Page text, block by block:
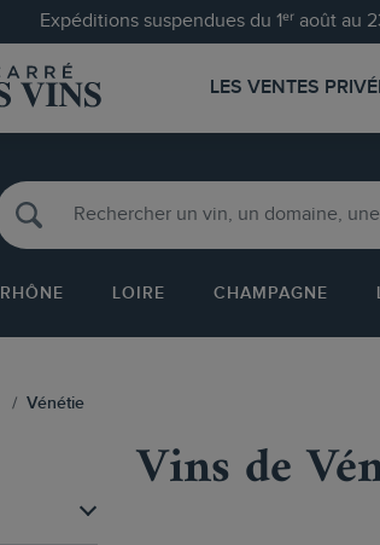
Expéditions suspendues du 1ᵉʳ août
LES VENTES
RHÔNE LOIRE CHAMPAGNE
Vénétie
Vins de